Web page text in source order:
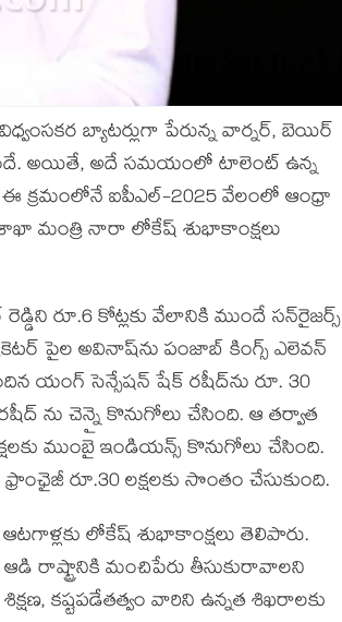
బ్యాటర్లుగా పేరున్న వార్నర్, బెయిర్
అయితే, అదే సమయంలో టాలెంట్ ఉన్న
క్రమంలోనే ఐపీఎల్-2025 వేలంలో ఆంధ్రా
శాఖా మంత్రి నారా లోకేష్ శుభాకాంక్షలు
రూ.6 కోట్లకు వేలానికి ముందే సన్‌రైజర్స్
పైల అవినాష్‌ను పంజాబ్ కింగ్స్ ఎలెవన్
యంగ్ సెన్సేషన్ షేక్ రషీద్‌ను రూ. 30
ను చెన్నై కొనుగోలు చేసింది. ఆ తర్వాత
ముంబై ఇండియన్స్ కొనుగోలు చేసింది.
రూ.30 లక్షలకు సొంతం చేసుకుంది.
లోకేష్ శుభాకాంక్షలు తెలిపారు.
రాష్ట్రానికి మంచిపేరు తీసుకురావాలని
కష్టపడేతత్వం వారిని ఉన్నత శిఖరాలకు